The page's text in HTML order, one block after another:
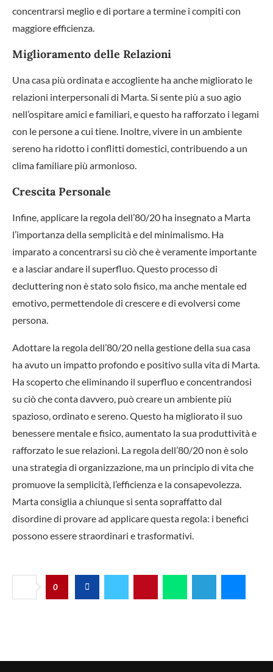
concentrarsi meglio e di portare a termine i compiti con
maggiore efficienza.
Miglioramento delle Relazioni
Una casa più ordinata e accogliente ha anche migliorato le
relazioni interpersonali di Marta. Si sente più a suo agio
nell’ospitare amici e familiari, e questo ha rafforzato i legami
con le persone a cui tiene. Inoltre, vivere in un ambiente
sereno ha ridotto i conflitti domestici, contribuendo a un
clima familiare più armonioso.
Crescita Personale
Infine, applicare la regola dell’80/20 ha insegnato a Marta
l’importanza della semplicità e del minimalismo. Ha
imparato a concentrarsi su ciò che è veramente importante
e a lasciar andare il superfluo. Questo processo di
decluttering non è stato solo fisico, ma anche mentale ed
emotivo, permettendole di crescere e di evolversi come
persona.
Adottare la regola dell’80/20 nella gestione della sua casa
ha avuto un impatto profondo e positivo sulla vita di Marta.
Ha scoperto che eliminando il superfluo e concentrandosi
su ciò che conta davvero, può creare un ambiente più
spazioso, ordinato e sereno. Questo ha migliorato il suo
benessere mentale e fisico, aumentato la sua produttività e
rafforzato le sue relazioni. La regola dell’80/20 non è solo
una strategia di organizzazione, ma un principio di vita che
promuove la semplicità, l’efficienza e la consapevolezza.
Marta consiglia a chiunque si senta sopraffatto dal
disordine di provare ad applicare questa regola: i benefici
possono essere straordinari e trasformativi.
0